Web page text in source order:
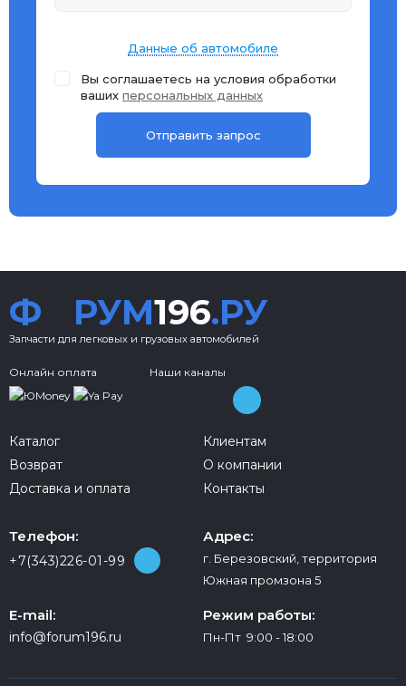
Данные об автомобиле
Вы соглашаетесь на условия обработки
ваших персональных данных
Ф РУМ196.РУ
Запчасти для легковых и грузовых автомобилей
Онлайн оплата Наши каналы
Каталог
Возврат
Доставка и оплата
Клиентам
О компании
Контакты
Телефон:
+7(343)226-01-99
Адрес:
г. Березовский, территория
Южная промзона 5
E-mail:
info@forum196.ru
Режим работы:
Пн-Пт 9:00 - 18:00